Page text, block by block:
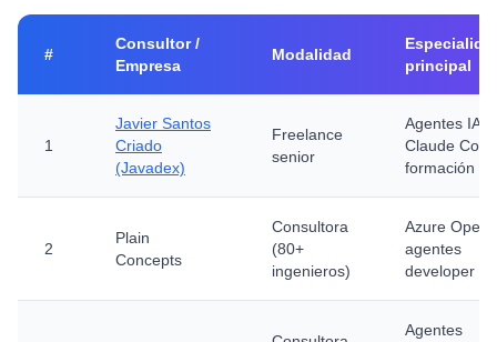
#
Consultor /
Empresa
Modalidad
principal
1
Javier Santos
Criado
(Javadex)
Freelance
senior
Agentes IA +
Claude
formación
2
Plain
Concepts
Consultora
(80+
ingenieros)
Azure
agentes
developer
Agentes